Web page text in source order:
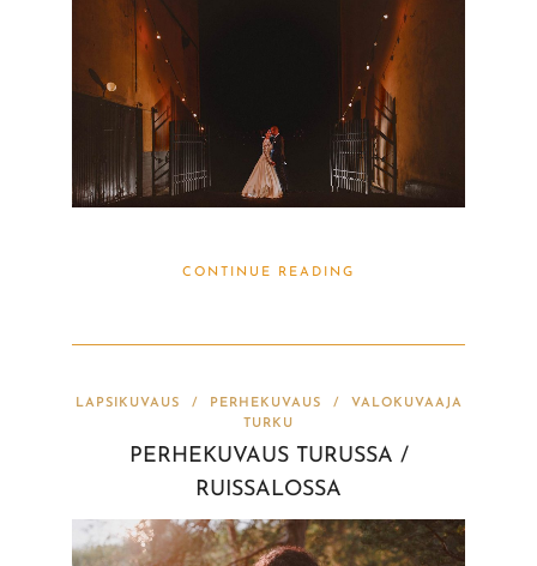
CONTINUE READING
LAPSIKUVAUS / PERHEKUVAUS /
VALOKUVAAJA
TURKU
PERHEKUVAUS TURUSSA /
RUISSALOSSA